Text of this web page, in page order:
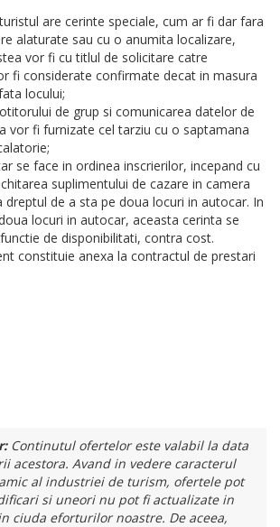
are cerinte speciale, cum ar fi dar fara
alaturate sau cu o anumita localizare,
vor fi cu titlul de solicitare catre
fi considerate confirmate decat in masura
locului;
de grup si comunicarea datelor de
vor fi furnizate cel tarziu cu o saptamana
se face in ordinea inscrierilor, incepand cu
suplimentului de cazare in camera
dreptul de a sta pe doua locuri in autocar. In
locuri in autocar, aceasta cerinta se
de disponibilitati, contra cost.
constituie anexa la contractul de prestari
Continutul ofertelor este valabil la data
acestora. Avand in vedere caracterul
al industriei de turism, ofertele pot
si uneori nu pot fi actualizate in
ciuda eforturilor noastre. De aceea,